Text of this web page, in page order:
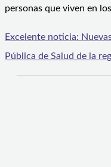
personas que viven en
Excelente noticia:
Pública de Salud de la